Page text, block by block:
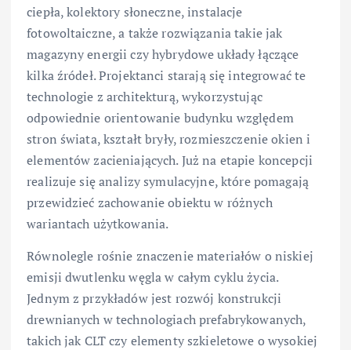
ciepła, kolektory słoneczne, instalacje
fotowoltaiczne, a także rozwiązania takie jak
magazyny energii czy hybrydowe układy łączące
kilka źródeł. Projektanci starają się integrować te
technologie z architekturą, wykorzystując
odpowiednie orientowanie budynku względem
stron świata, kształt bryły, rozmieszczenie okien i
elementów zacieniających. Już na etapie koncepcji
realizuje się analizy symulacyjne, które pomagają
przewidzieć zachowanie obiektu w różnych
wariantach użytkowania.
Równolegle rośnie znaczenie materiałów o niskiej
emisji dwutlenku węgla w całym cyklu życia.
Jednym z przykładów jest rozwój konstrukcji
drewnianych w technologiach prefabrykowanych,
takich jak CLT czy elementy szkieletowe o wysokiej